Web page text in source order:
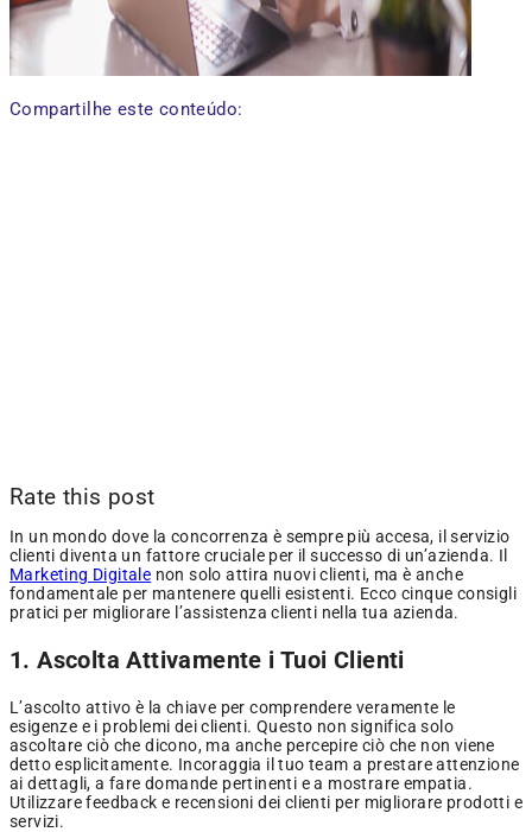
Compartilhe este conteúdo:
Rate this post
In un mondo dove la concorrenza è sempre più accesa, il servizio
clienti diventa un fattore cruciale per il successo di un’azienda. Il
Marketing Digitale non solo attira nuovi clienti, ma è anche
fondamentale per mantenere quelli esistenti. Ecco cinque consigli
pratici per migliorare l’assistenza clienti nella tua azienda.
1. Ascolta Attivamente i Tuoi Clienti
L’ascolto attivo è la chiave per comprendere veramente le
esigenze e i problemi dei clienti. Questo non significa solo
ascoltare ciò che dicono, ma anche percepire ciò che non viene
detto esplicitamente. Incoraggia il tuo team a prestare attenzione
ai dettagli, a fare domande pertinenti e a mostrare empatia.
Utilizzare feedback e recensioni dei clienti per migliorare prodotti e
servizi.